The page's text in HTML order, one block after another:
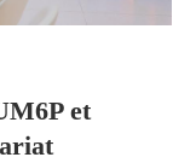
et